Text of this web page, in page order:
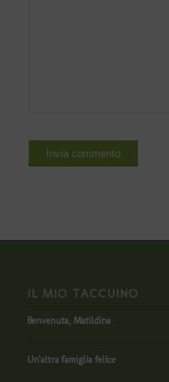
IL MIO TACCUINO
Benvenuta, Matildina
Un'altra famiglia felice